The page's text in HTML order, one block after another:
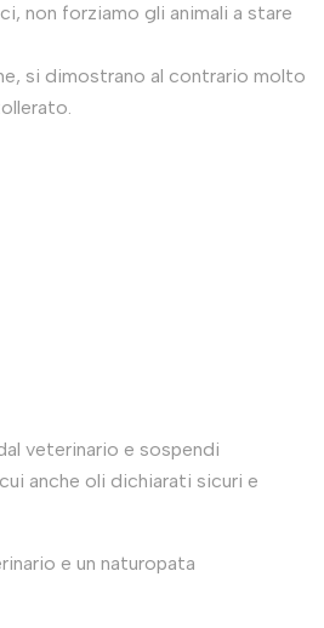
non forziamo gli animali a stare
si dimostrano al contrario molto
veterinario e sospendi
anche oli dichiarati sicuri e
e un naturopata